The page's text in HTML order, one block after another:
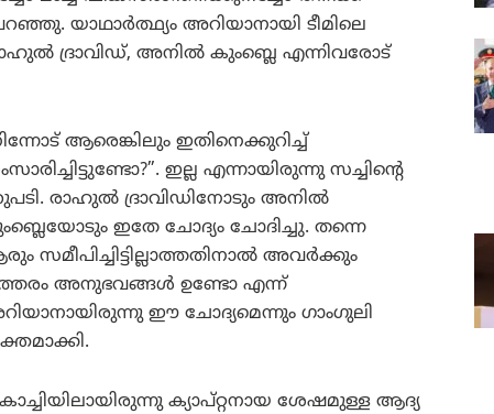
യാഥാർത്ഥ്യം അറിയാനായി ടീമിലെ
ദ്രാവിഡ്, അനിൽ കുംബ്ലെ എന്നിവരോട്
ആരെങ്കിലും ഇതിനെക്കുറിച്ച്
ഇല്ല എന്നായിരുന്നു സച്ചിന്റെ
രാഹുൽ ദ്രാവിഡിനോടും അനിൽ
ഇതേ ചോദ്യം ചോദിച്ചു. തന്നെ
സമീപിച്ചിട്ടില്ലാത്തതിനാൽ അവർക്കും
അനുഭവങ്ങൾ ഉണ്ടോ എന്ന്
ഈ ചോദ്യമെന്നും ഗാംഗുലി
ക്യാപ്റ്റനായ ശേഷമുള്ള ആദ്യ